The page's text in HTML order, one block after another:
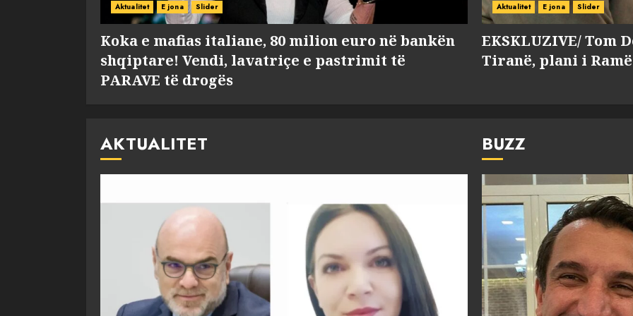
Aktualitet E jona Slider
Koka e mafias italiane, 80 milion euro në bankën
shqiptare! Vendi, lavatriçe e pastrimit të
PARAVE të drogës
Aktualitet E jona Slider
EKSKLUZIVE/ Tom
Tiranë, plani i
AKTUALITET BUZZ